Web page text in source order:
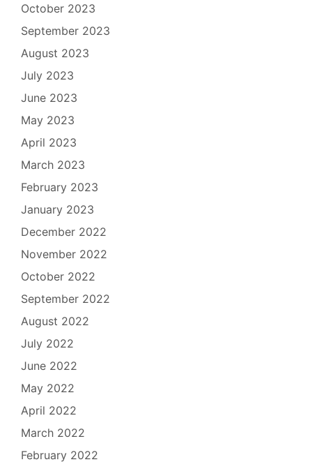
October 2023
September 2023
August 2023
July 2023
June 2023
May 2023
April 2023
March 2023
February 2023
January 2023
December 2022
November 2022
October 2022
September 2022
August 2022
July 2022
June 2022
May 2022
April 2022
March 2022
February 2022